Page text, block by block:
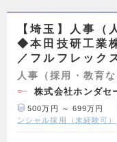
【埼玉】人事（
◆本田技研工業
／フルフレック
人事（採用・教育な
株式会社ホンダセ
500万円 ～ 699万円
ンシャル採用（未経験可）